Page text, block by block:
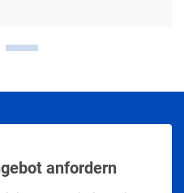
anfordern